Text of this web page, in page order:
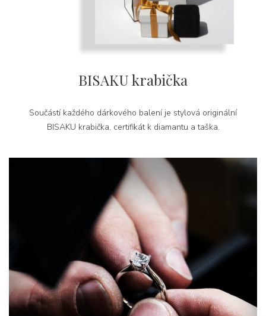
BISAKU krabička
Součástí každého dárkového balení je stylová originální
BISAKU krabička, certifikát k diamantu a taška.